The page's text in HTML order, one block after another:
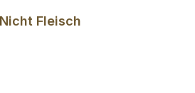
Fleisch